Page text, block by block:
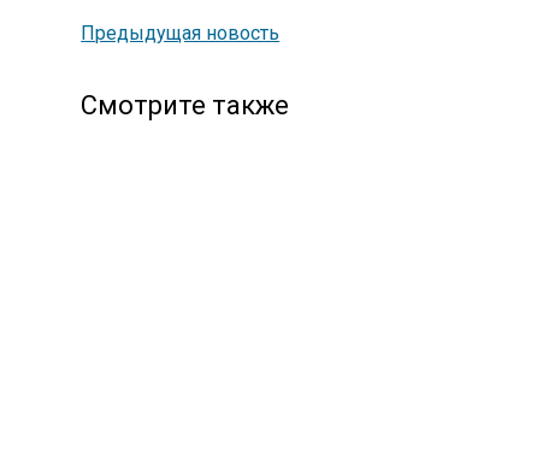
Предыдущая новость
Смотрите также